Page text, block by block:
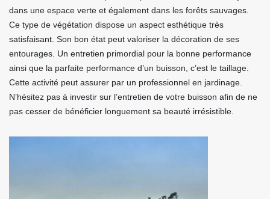
dans une espace verte et également dans les forêts sauvages.
Ce type de végétation dispose un aspect esthétique très
satisfaisant. Son bon état peut valoriser la décoration de ses
entourages. Un entretien primordial pour la bonne performance
ainsi que la parfaite performance d’un buisson, c’est le taillage.
Cette activité peut assurer par un professionnel en jardinage.
N’hésitez pas à investir sur l’entretien de votre buisson afin de ne
pas cesser de bénéficier longuement sa beauté irrésistible.